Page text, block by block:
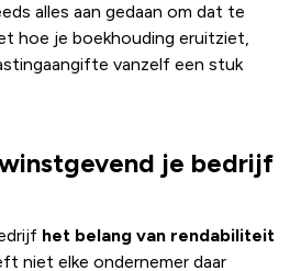
alles aan gedaan om dat te
hoe je boekhouding eruitziet,
vanzelf een stuk
je bedrijf
het belang van rendabiliteit
niet elke ondernemer daar